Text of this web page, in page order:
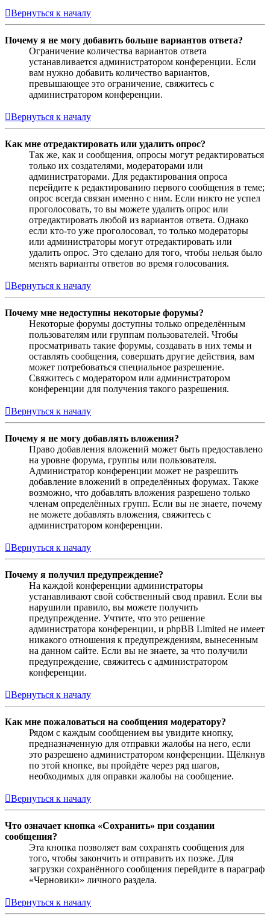
Вернуться к началу
Почему я не могу добавить больше вариантов ответа?
Ограничение количества вариантов ответа
устанавливается администратором конференции. Если
вам нужно добавить количество вариантов,
превышающее это ограничение, свяжитесь с
администратором конференции.
Вернуться к началу
Как мне отредактировать или удалить опрос?
Так же, как и сообщения, опросы могут редактироваться
только их создателями, модераторами или
администраторами. Для редактирования опроса
перейдите к редактированию первого сообщения в теме;
опрос всегда связан именно с ним. Если никто не успел
проголосовать, то вы можете удалить опрос или
отредактировать любой из вариантов ответа. Однако
если кто-то уже проголосовал, то только модераторы
или администраторы могут отредактировать или
удалить опрос. Это сделано для того, чтобы нельзя было
менять варианты ответов во время голосования.
Вернуться к началу
Почему мне недоступны некоторые форумы?
Некоторые форумы доступны только определённым
пользователям или группам пользователей. Чтобы
просматривать такие форумы, создавать в них темы и
оставлять сообщения, совершать другие действия, вам
может потребоваться специальное разрешение.
Свяжитесь с модератором или администратором
конференции для получения такого разрешения.
Вернуться к началу
Почему я не могу добавлять вложения?
Право добавления вложений может быть предоставлено
на уровне форума, группы или пользователя.
Администратор конференции может не разрешить
добавление вложений в определённых форумах. Также
возможно, что добавлять вложения разрешено только
членам определённых групп. Если вы не знаете, почему
не можете добавлять вложения, свяжитесь с
администратором конференции.
Вернуться к началу
Почему я получил предупреждение?
На каждой конференции администраторы
устанавливают свой собственный свод правил. Если вы
нарушили правило, вы можете получить
предупреждение. Учтите, что это решение
администратора конференции, и phpBB Limited не имеет
никакого отношения к предупреждениям, вынесенным
на данном сайте. Если вы не знаете, за что получили
предупреждение, свяжитесь с администратором
конференции.
Вернуться к началу
Как мне пожаловаться на сообщения модератору?
Рядом с каждым сообщением вы увидите кнопку,
предназначенную для отправки жалобы на него, если
это разрешено администратором конференции. Щёлкнув
по этой кнопке, вы пройдёте через ряд шагов,
необходимых для оправки жалобы на сообщение.
Вернуться к началу
Что означает кнопка «Сохранить» при создании
сообщения?
Эта кнопка позволяет вам сохранять сообщения для
того, чтобы закончить и отправить их позже. Для
загрузки сохранённого сообщения перейдите в параграф
«Черновики» личного раздела.
Вернуться к началу